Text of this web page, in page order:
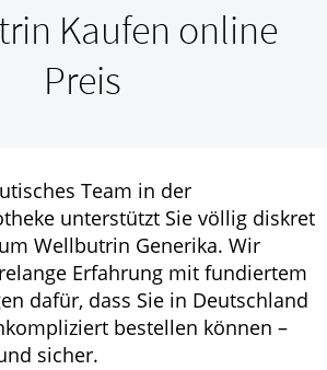
Kaufen online
Preis
Team in der
unterstützt Sie völlig diskret
Wellbutrin Generika. Wir
Erfahrung mit fundiertem
dafür, dass Sie in Deutschland
bestellen können –
sicher.